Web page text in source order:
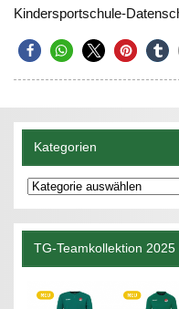
Kindersportschule-
Kategorien
Kategorien
TG-Teamkollektion 2025